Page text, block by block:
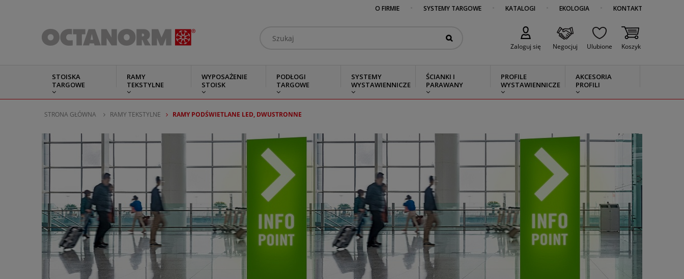
O FIRMIE SYSTEMY TARGOWE KATALOGI EKOLOGIA KONTAKT
Koszyk
Ulubione
Negocjuj
Zaloguj się
STOISKA
TARGOWE
RAMY
TEKSTYLNE
WYPOSAŻENIE
STOISK
PODŁOGI
TARGOWE
SYSTEMY
WYSTAWIENNICZE
ŚCIANKI I
PARAWANY
PROFILE
WYSTAWIENNICZE
AKCESORIA
PROFILI
STRONA GŁÓWNA RAMY TEKSTYLNE RAMY PODŚWIETLANE LED, DWUSTRONNE